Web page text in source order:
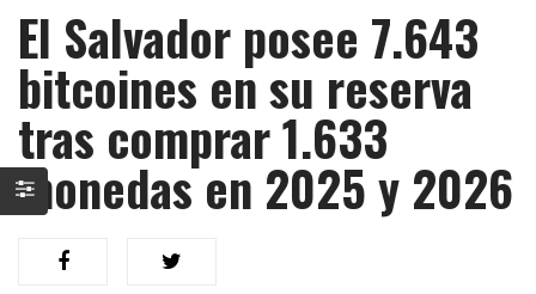
El Salvador posee 7.643
bitcoines en su reserva
tras comprar 1.633
monedas en 2025 y 2026